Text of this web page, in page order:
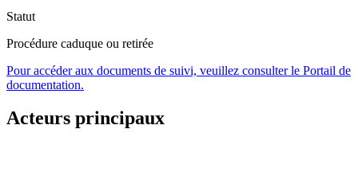
Statut
Procédure caduque ou retirée
Pour accéder aux documents de suivi, veuillez consulter le Portail de
documentation.
Acteurs principaux